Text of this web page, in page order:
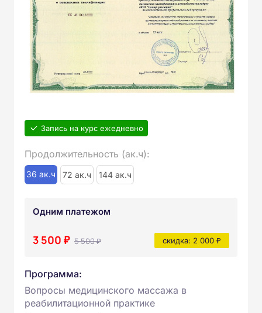
Запись на курс ежедневно
Продолжительность (ак.ч):
36 ак.ч 72 ак.ч 144 ак.ч
Одним платежом
3 500 ₽ 5 500 ₽ скидка: 2 000 ₽
Программа:
Вопросы медицинского массажа в
реабилитационной практике